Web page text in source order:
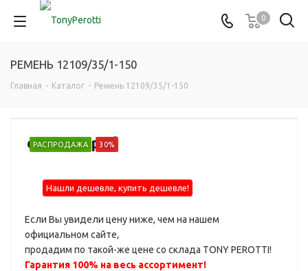
0
РЕМЕНЬ 12109/35/1-150
Главная - Каталог - Ремень 12109/35/1-150
РАСПРОДАЖА 30%
от2 020 руб
Нашли дешевле, купить дешевле!
Если Вы увидели цену ниже, чем на нашем
официальном сайте,
продадим по такой-же цене со склада TONY PEROTTI!
Гарантия 100% на весь ассортимент!